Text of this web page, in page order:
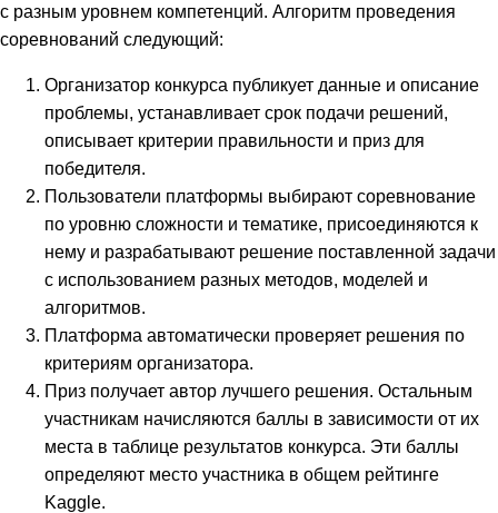
с разным уровнем компетенций. Алгоритм проведения
соревнований следующий:
Организатор конкурса публикует данные и описание
проблемы, устанавливает срок подачи решений,
описывает критерии правильности и приз для
победителя.
Пользователи платформы выбирают соревнование
по уровню сложности и тематике, присоединяются к
нему и разрабатывают решение поставленной задачи
с использованием разных методов, моделей и
алгоритмов.
Платформа автоматически проверяет решения по
критериям организатора.
Приз получает автор лучшего решения. Остальным
участникам начисляются баллы в зависимости от их
места в таблице результатов конкурса. Эти баллы
определяют место участника в общем рейтинге
Kaggle.